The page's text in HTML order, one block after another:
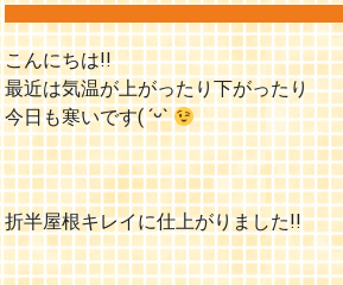
こんにちは!!
最近は気温が上がったり下がったり
今日も寒いです( ˊᵕˋ
折半屋根キレイに仕上がりました!!